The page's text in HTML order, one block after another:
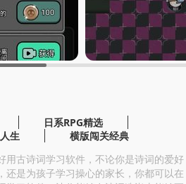
日系RPG精选
生
横版闯关经典
用古诗词学习软件，不论你是诗词的爱好
还是为孩子学习操心的家长，你都可以在